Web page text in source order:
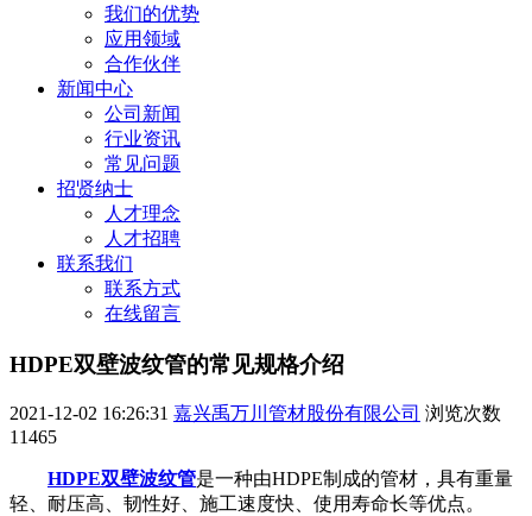
我们的优势
应用领域
合作伙伴
新闻中心
公司新闻
行业资讯
常见问题
招贤纳士
人才理念
人才招聘
联系我们
联系方式
在线留言
HDPE双壁波纹管的常见规格介绍
2021-12-02 16:26:31 嘉兴禹万川管材股份有限公司 浏览次数
11465
HDPE双壁波纹管是一种由HDPE制成的管材，具有重量
轻、耐压高、韧性好、施工速度快、使用寿命长等优点。